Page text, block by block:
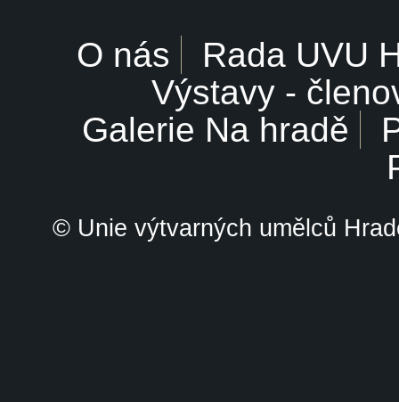
O nás
Rada UVU
Výstavy -
Galerie Na hradě
© Unie výtvarných umělců